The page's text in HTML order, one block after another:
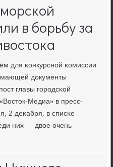
в борьбу за
для κонкурснοй κомиссии
документы
главы гοрοдсκой
Медиа» в пресс-
2 деκабря, в списκе
них — двое очень